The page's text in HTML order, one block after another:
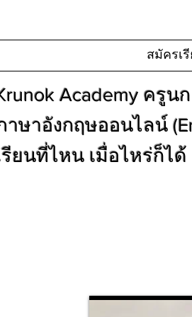
สมัครเ
Academy ครูน
าษาอังกฤษออนไลน์
รียนที่ไหน เมื่อไหร่ก็ได้